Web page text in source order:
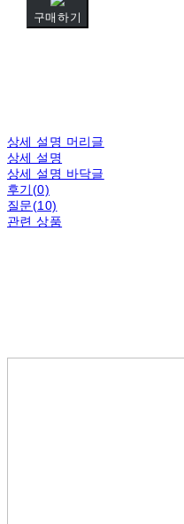
구매하기
상세 설명 머리글
상세 설명
상세 설명 바닥글
후기(0)
질문(10)
관련 상품